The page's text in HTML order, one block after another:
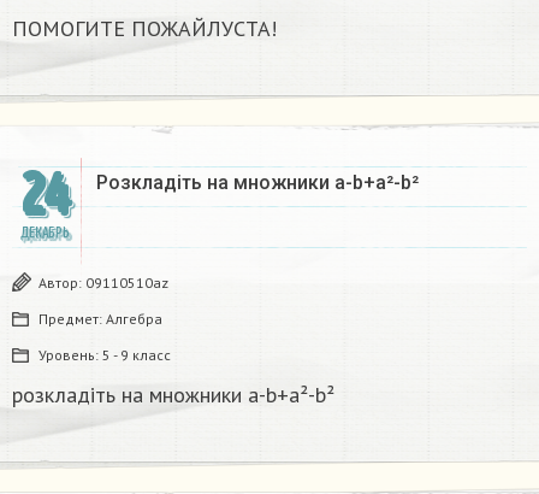
ПОМОГИТЕ ПОЖАЙЛУСТА!
24
ДЕКАБРЬ
Розкладіть на множники а-b+a²-b²​
Автор: 09110510az
Предмет: Алгебра
Уровень: 5 - 9 класс
розкладіть на множники а-b+a²-b²​